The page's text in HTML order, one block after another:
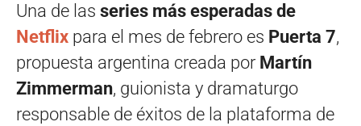
Una de las series más esperadas de
Netflix para el mes de febrero es Puerta 7,
propuesta argentina creada por Martín
Zimmerman, guionista y dramaturgo
responsable de éxitos de la plataforma de